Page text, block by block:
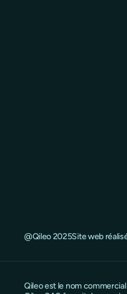
@Qileo 2025Site web
Qileo est le nom